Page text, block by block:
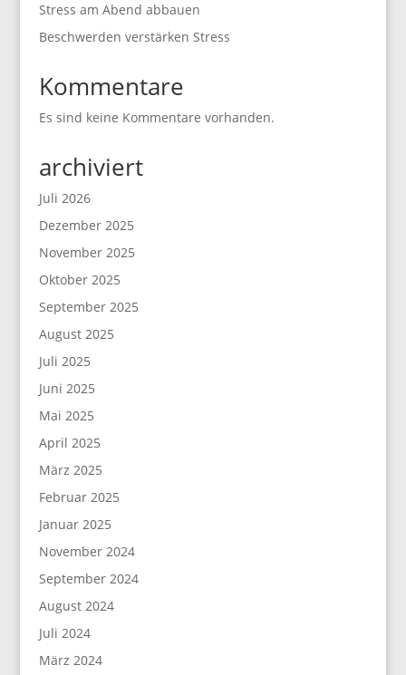
Stress am Abend abbauen
Beschwerden verstärken Stress
Kommentare
Es sind keine Kommentare vorhanden.
archiviert
Juli 2026
Dezember 2025
November 2025
Oktober 2025
September 2025
August 2025
Juli 2025
Juni 2025
Mai 2025
April 2025
März 2025
Februar 2025
Januar 2025
November 2024
September 2024
August 2024
Juli 2024
März 2024